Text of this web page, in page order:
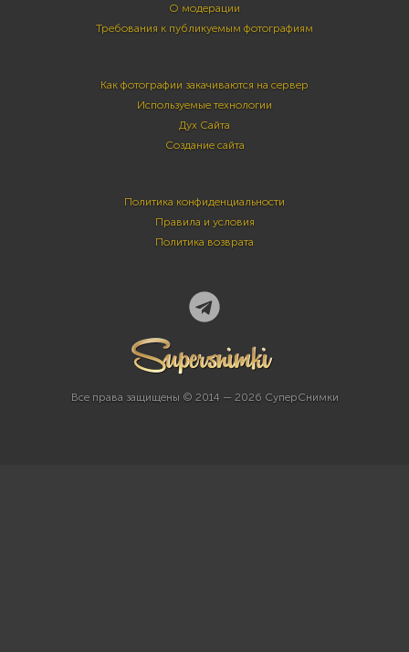
О модерации
Требования к публикуемым фотографиям
Как фотографии закачиваются на сервер
Используемые технологии
Дух Сайта
Создание сайта
Политика конфиденциальности
Правила и условия
Политика возврата
Все права защищены © 2014 — 2026 СуперСнимки